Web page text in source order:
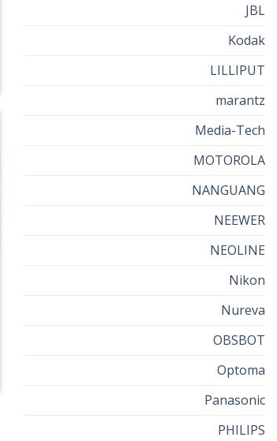
JBL
Kodak
LILLIPUT
marantz
Media-Tech
MOTOROLA
NANGUANG
NEEWER
NEOLINE
Nikon
Nureva
OBSBOT
Optoma
Panasonic
PHILIPS